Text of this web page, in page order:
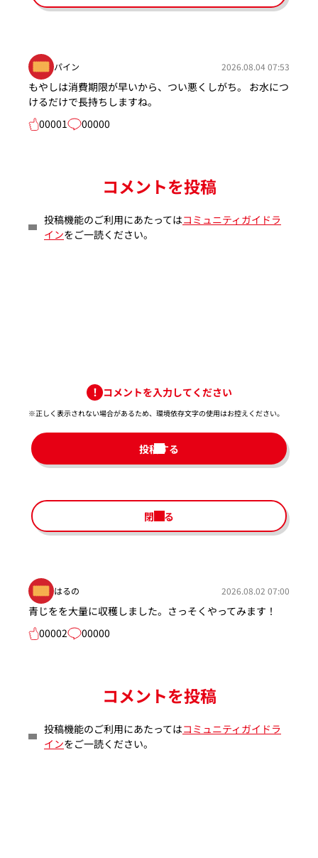
パイン 2026.08.04 07:53
もやしは消費期限が早いから、つい悪くしがち。 お水につ
けるだけで長持ちしますね。
00001
00000
コメントを投稿
投稿機能のご利用にあたってはコミュニティガイドラ
インをご一読ください。
コメントを入力してください
※正しく表示されない場合があるため、環境依存文字の使用はお控えください。​
投稿する
閉じる
はるの 2026.08.02 07:00
青じをを大量に収穫しました。さっそくやってみます！
00002
00000
コメントを投稿
投稿機能のご利用にあたってはコミュニティガイドラ
インをご一読ください。